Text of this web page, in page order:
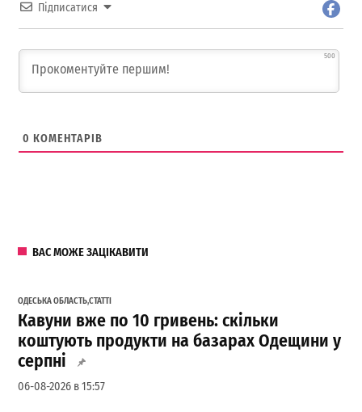
Підписатися
500
0 КОМЕНТАРІВ
ВАС МОЖЕ ЗАЦІКАВИТИ
ОДЕСЬКА ОБЛАСТЬ,СТАТТІ
Кавуни вже по 10 гривень: скільки
коштують продукти на базарах Одещини у
серпні
06-08-2026 в 15:57